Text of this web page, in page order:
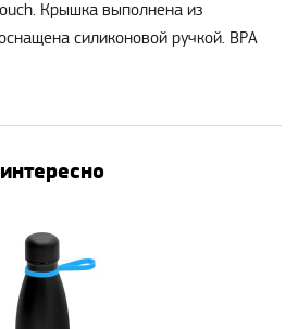
Крышка выполнена из
силиконовой ручкой. BPA